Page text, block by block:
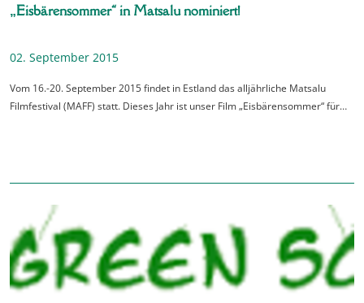
„Eisbärensommer“ in Matsalu nominiert!
02. September 2015
Vom 16.-20. September 2015 findet in Estland das alljährliche Matsalu
Filmfestival (MAFF) statt. Dieses Jahr ist unser Film „Eisbärensommer“ für…